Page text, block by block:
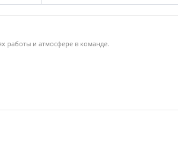
работы и атмосфере в команде.